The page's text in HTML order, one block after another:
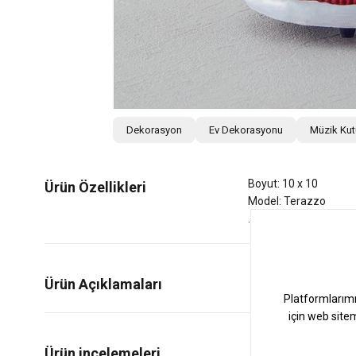
Dekorasyon Ev Dekorasyonu Müzik
Ürün Özellikleri
Boyut: 10 x 10
Model: Terazzo
Ürün Açıklamaları